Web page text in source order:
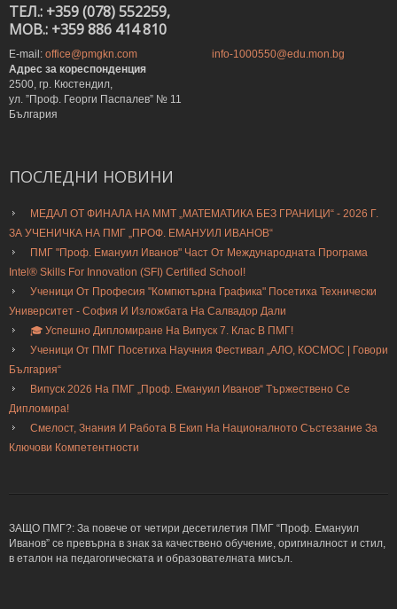
ТЕЛ.: +359 (078) 552259,
MOB.: +359 886 414 810
E-mail: office@pmgkn.com
info-1000550@edu.mon.bg
Адрес за кореспонденция
2500, гр. Кюстендил,
ул. ”Проф. Георги Паспалев” № 11
България
ПОСЛЕДНИ НОВИНИ
МЕДАЛ ОТ ФИНАЛА НА ММТ „МАТЕМАТИКА БЕЗ ГРАНИЦИ“ - 2026 Г.
ЗА УЧЕНИЧКА НА ПМГ „ПРОФ. ЕМАНУИЛ ИВАНОВ“
ПМГ "Проф. Емануил Иванов" Част От Международната Програма
Intel® Skills For Innovation (SFI) Certified School!
Ученици От Професия "Компютърна Графика" Посетиха Технически
Университет - София И Изложбата На Салвадор Дали
🎓 Успешно Дипломиране На Випуск 7. Клас В ПМГ!
Ученици От ПМГ Посетиха Научния Фестивал „АЛО, КОСМОС | Говори
България“
Випуск 2026 На ПМГ „Проф. Емануил Иванов“ Тържествено Се
Дипломира!
Смелост, Знания И Работа В Екип На Националното Състезание За
Ключови Компетентности
ЗАЩО ПМГ?: За повече от четири десетилетия ПМГ “Проф. Емануил
Иванов” се превърна в знак за качествено обучение, оригиналност и стил,
в еталон на педагогическата и образователната мисъл.